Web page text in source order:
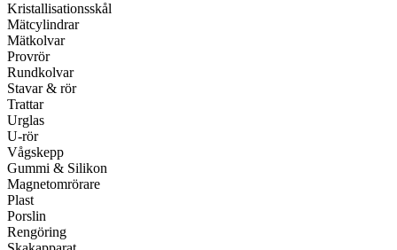
Kristallisationsskål
Mätcylindrar
Mätkolvar
Provrör
Rundkolvar
Stavar & rör
Trattar
Urglas
U-rör
Vågskepp
Gummi & Silikon
Magnetomrörare
Plast
Porslin
Rengöring